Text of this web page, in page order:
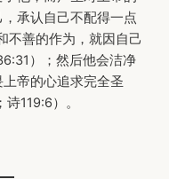
承认自己不配得一点
不善的作为，就因自己
）；然后他会洁净
帝的心追求完全圣
119:6）。